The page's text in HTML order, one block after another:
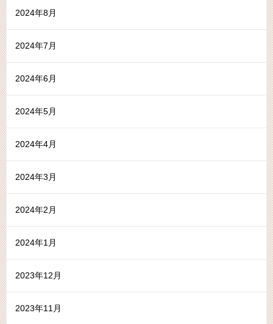
2024年8月
2024年7月
2024年6月
2024年5月
2024年4月
2024年3月
2024年2月
2024年1月
2023年12月
2023年11月